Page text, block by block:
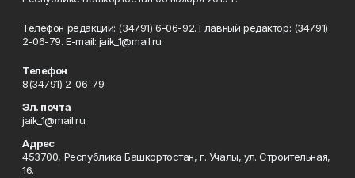
Телефон редакции: (34791) 6-06-92. Главный редактор: (34791)
2-06-79. Е-mаil: jaik_1@mail.ru
Телефон
8(34791) 2-06-79
Эл. почта
jaik_1@mail.ru
Адрес
453700, Республика Башкортостан, г. Учалы, ул. Строительная,
16.